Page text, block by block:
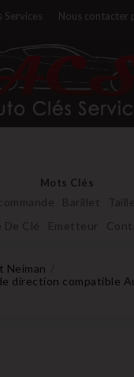
Services Nous contacter
Mots Clés
Barillet
De Clé
Emetteur
Neiman
direction compatible